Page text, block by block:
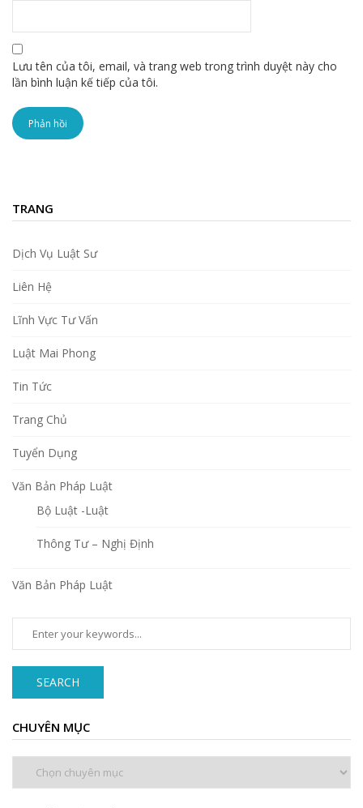
Lưu tên của tôi, email, và trang web trong trình duyệt này cho
lần bình luận kế tiếp của tôi.
TRANG
Dịch Vụ Luật Sư
Liên Hệ
Lĩnh Vực Tư Vấn
Luật Mai Phong
Tin Tức
Trang Chủ
Tuyển Dụng
Văn Bản Pháp Luật
Bộ Luật -Luật
Thông Tư – Nghị Định
Văn Bản Pháp Luật
SEARCH
CHUYÊN MỤC